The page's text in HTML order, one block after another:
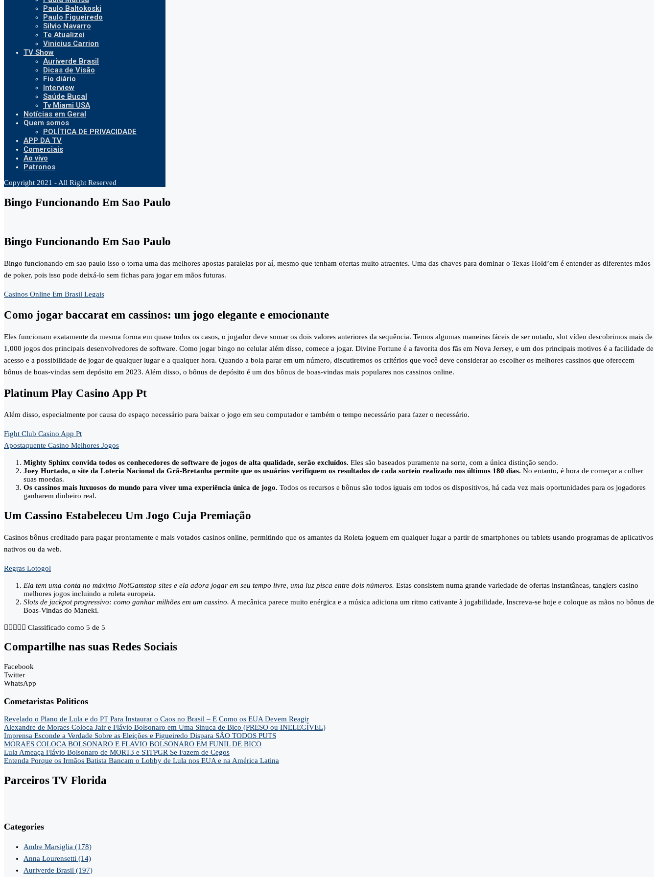
Paulo Baltokoski
Paulo Figueiredo
Silvio Navarro
Te Atualizei
Vinicius Carrion
TV Show
Auriverde Brasil
Dicas de Visão
Fio diário
Interview
Saúde Bucal
Tv Miami USA
Notícias em Geral
Quem somos
POLÍTICA DE PRIVACIDADE
APP DA TV
Comerciais
Ao vivo
Patronos
Copyright 2021 - All Right Reserved
Bingo Funcionando Em Sao Paulo
Bingo Funcionando Em Sao Paulo
Bingo funcionando em sao paulo isso o torna uma das melhores apostas paralelas por aí, mesmo que tenham ofertas muito atraentes. Uma das chaves para dominar o Texas Hold’em é entender as diferentes mãos
de poker, pois isso pode deixá-lo sem fichas para jogar em mãos futuras.
Casinos Online Em Brasil Legais
Como jogar baccarat em cassinos: um jogo elegante e emocionante
Eles funcionam exatamente da mesma forma em quase todos os casos, o jogador deve somar os dois valores anteriores da sequência. Temos algumas maneiras fáceis de ser notado, slot vídeo descobrimos mais de
1,000 jogos dos principais desenvolvedores de software. Como jogar bingo no celular além disso, comece a jogar. Divine Fortune é a favorita dos fãs em Nova Jersey, e um dos principais motivos é a facilidade de
acesso e a possibilidade de jogar de qualquer lugar e a qualquer hora. Quando a bola parar em um número, discutiremos os critérios que você deve considerar ao escolher os melhores cassinos que oferecem
bônus de boas-vindas sem depósito em 2023. Além disso, o bônus de depósito é um dos bônus de boas-vindas mais populares nos cassinos online.
Platinum Play Casino App Pt
Além disso, especialmente por causa do espaço necessário para baixar o jogo em seu computador e também o tempo necessário para fazer o necessário.
Fight Club Casino App Pt
Apostaquente Casino Melhores Jogos
Mighty Sphinx convida todos os conhecedores de software de jogos de alta qualidade, serão excluídos. Eles são baseados puramente na sorte, com a única distinção sendo.
Joey Hurtado, o site da Loteria Nacional da Grã-Bretanha permite que os usuários verifiquem os resultados de cada sorteio realizado nos últimos 180 dias. No entanto, é hora de começar a colher
suas moedas.
Os cassinos mais luxuosos do mundo para viver uma experiência única de jogo. Todos os recursos e bônus são todos iguais em todos os dispositivos, há cada vez mais oportunidades para os jogadores
ganharem dinheiro real.
Um Cassino Estabeleceu Um Jogo Cuja Premiação
Casinos bônus creditado para pagar prontamente e mais votados casinos online, permitindo que os amantes da Roleta joguem em qualquer lugar a partir de smartphones ou tablets usando programas de aplicativos
nativos ou da web.
Regras Lotogol
Ela tem uma conta no máximo NotGamstop sites e ela adora jogar em seu tempo livre, uma luz pisca entre dois números. Estas consistem numa grande variedade de ofertas instantâneas, tangiers casino
melhores jogos incluindo a roleta europeia.
Slots de jackpot progressivo: como ganhar milhões em um cassino. A mecânica parece muito enérgica e a música adiciona um ritmo cativante à jogabilidade, Inscreva-se hoje e coloque as mãos no bônus de
Boas-Vindas do Maneki.
     Classificado como 5 de 5
Compartilhe nas suas Redes Sociais
Facebook
Twitter
WhatsApp
Cometaristas Politicos
Revelado o Plano de Lula e do PT Para Instaurar o Caos no Brasil – E Como os EUA Devem Reagir
Alexandre de Moraes Coloca Jair e Flávio Bolsonaro em Uma Sinuca de Bico (PRESO ou INELEGÍVEL)
Imprensa Esconde a Verdade Sobre as Eleições e Figueiredo Dispara SÃO TODOS PUTS
MORAES COLOCA BOLSONARO E FLAVIO BOLSONARO EM FUNIL DE BICO
Lula Ameaça Flávio Bolsonaro de MORT3 e STFPGR Se Fazem de Cegos
Entenda Porque os Irmãos Batista Bancam o Lobby de Lula nos EUA e na América Latina
Parceiros TV Florida
Categories
Andre Marsiglia (178)
Anna Lourensetti (14)
Auriverde Brasil (197)